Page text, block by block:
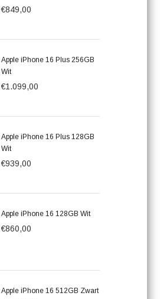
€849,00
Apple iPhone 16 Plus 256GB
Wit
€1.099,00
Apple iPhone 16 Plus 128GB
Wit
€939,00
Apple iPhone 16 128GB Wit
€860,00
Apple iPhone 16 512GB Zwart